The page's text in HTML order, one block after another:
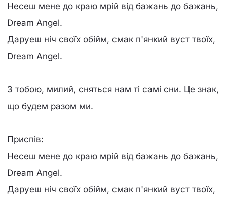
Несеш мене до краю мрій від бажань до бажань,
Dream Angel.
Даруеш ніч своїх обійм, смак п'янкий вуст твоїх,
Dream Angel.
З тобою, милий, сняться нам ті самі сни. Це знак,
що будем разом ми.
Приспів:
Несеш мене до краю мрій від бажань до бажань,
Dream Angel.
Даруеш ніч своїх обійм, смак п'янкий вуст твоїх,